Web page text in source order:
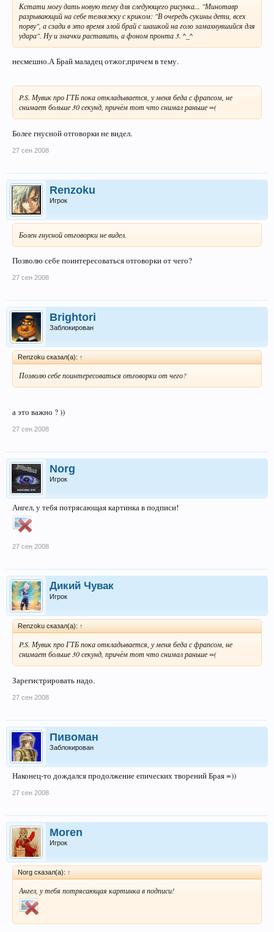
Кстати могу дать новую тему для следующего рисунка... "Минотавр
разрывающий на себе телняжку с криком: "В очередь сукины дети, всех
порву", а сзади в это время злой брай с шашкой на голо замахнувшийся для
удара". Ну и значки раставить, а фоном пронта 3. ^_^
несмешно.А Брай маладец отжог,причем в тему.
P.S. Мувик про ГТБ пока откладывается, у меня беда с фрапсом, не
снимает больше 30 секунд, причём тот что снимал раньше =(
Более гнусной отговорки не видел.
27 сен 2008
Renzoku
Игрок
Болен гнусной отговорки не видел.
Позволю себе поинтересоваться отговорки от чего?
27 сен 2008
Brightori
Заблокирован
Renzoku сказал(а): ↑
Позволю себе поинтересоваться отговорки от чего?
а это важно ? ))
27 сен 2008
Norg
Игрок
Ангел, у тебя потрясающая картинка в подписи!
27 сен 2008
Дикий Чувак
Игрок
Renzoku сказал(а): ↑
P.S. Мувик про ГТБ пока откладывается, у меня беда с фрапсом, не
снимает больше 30 секунд, причём тот что снимал раньше =(
Зарегистрировать надо.
27 сен 2008
Пивоман
Заблокирован
Наконец-то дождался продолжение епических творений Брая =))
27 сен 2008
Moren
Игрок
Norg сказал(а): ↑
Ангел, у тебя потрясающая картинка в подписи!